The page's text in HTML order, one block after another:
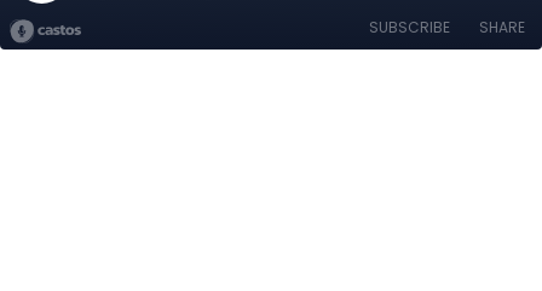
SUBSCRIBE SHARE